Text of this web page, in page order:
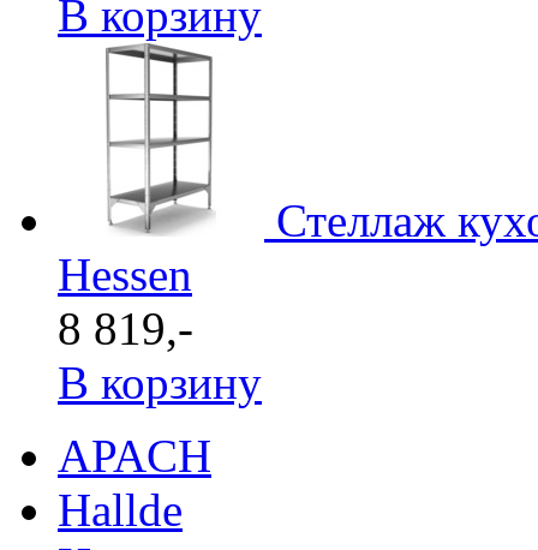
В корзину
Стеллаж
Hessen
8 819,-
В корзину
APACH
Hallde